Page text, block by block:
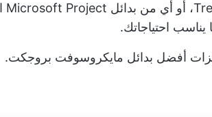
يناسب احتياجاتك.
أفضل بدائل مايكروسوفت بروجكت.